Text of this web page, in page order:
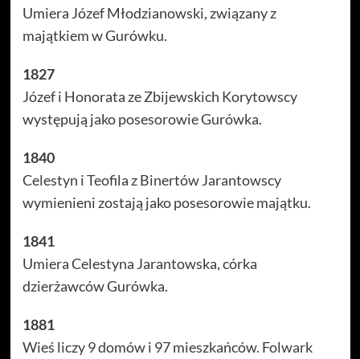
Umiera Józef Młodzianowski, związany z
majątkiem w Gurówku.
1827
Józef i Honorata ze Zbijewskich Korytowscy
występują jako posesorowie Gurówka.
1840
Celestyn i Teofila z Binertów Jarantowscy
wymienieni zostają jako posesorowie majątku.
1841
Umiera Celestyna Jarantowska, córka
dzierżawców Gurówka.
1881
Wieś liczy 9 domów i 97 mieszkańców. Folwark